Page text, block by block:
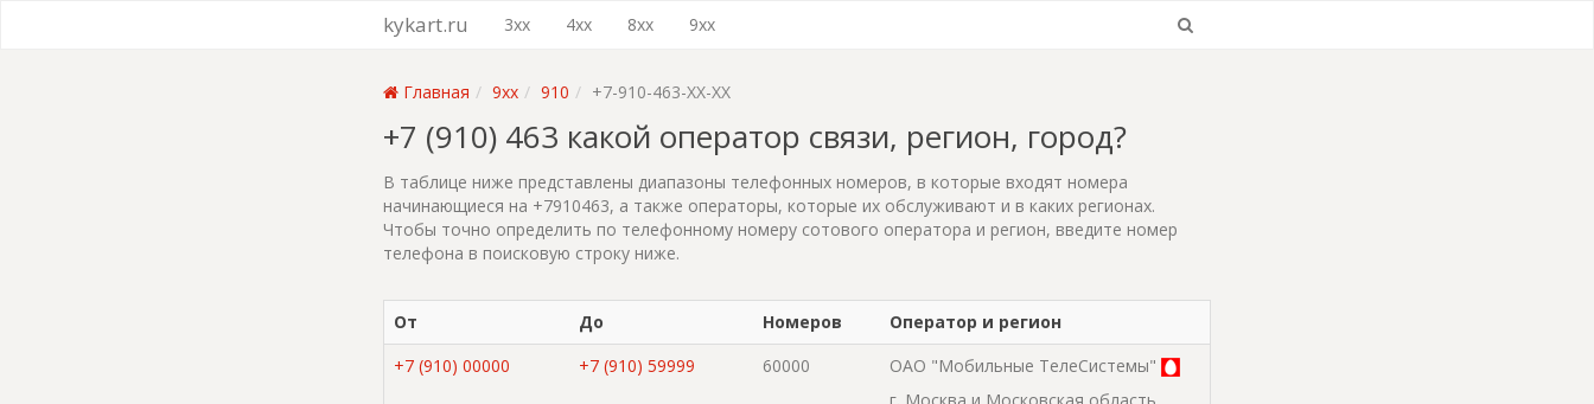
kykart.ru 3xx 4xx 8xx 9xx
Главная 9xx 910 +7-910-463-XX-XX
+7 (910) 463 какой оператор связи, регион, город?
В таблице ниже представлены диапазоны телефонных номеров, в которые входят номера
начинающиеся на +7910463, а также операторы, которые их обслуживают и в каких регионах.
Чтобы точно определить по телефонному номеру сотового оператора и регион, введите номер
телефона в поисковую строку ниже.
От До Номеров
Оператор и регион
+7 (910) 00000
+7 (910) 59999 60000
ОАО "Мобильные ТелеСистемы"